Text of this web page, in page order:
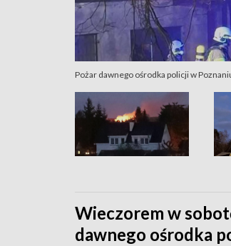
Pożar dawnego ośrodka policji w
Wieczorem w
dawnego ośrodka